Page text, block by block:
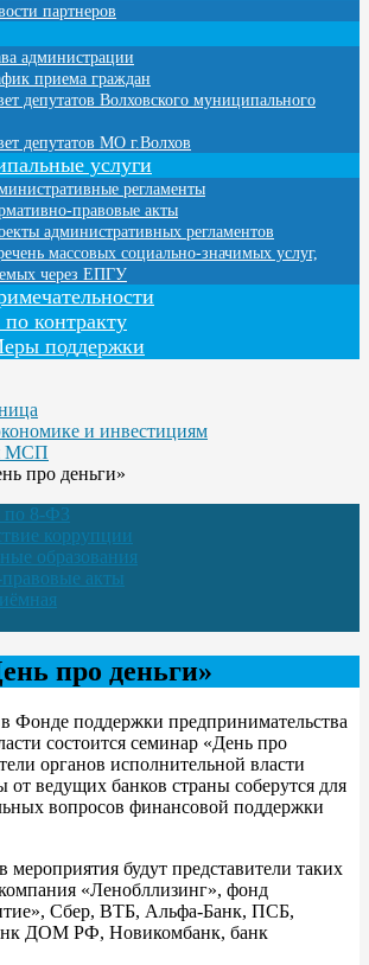
партнеров
администрации
приема граждан
депутатов Волховского муниципального
депутатов МО г.Волхов
услуги
регламенты
правовые акты
административных регламентов
массовых социально-значимых услуг,
через ЕПГУ
контракту
поддержки
и инвестициям
МСП
про деньги»
по 8-ФЗ
коррупции
образования
акты
про деньги»
Фонде поддержки предпринимательства
состоится семинар «День про
органов исполнительной власти
от ведущих банков страны соберутся для
вопросов финансовой поддержки
мероприятия будут представители таких
«Ленобллизинг», фонд
Сбер, ВТБ, Альфа-Банк, ПСБ,
ДОМ РФ, Новикомбанк, банк